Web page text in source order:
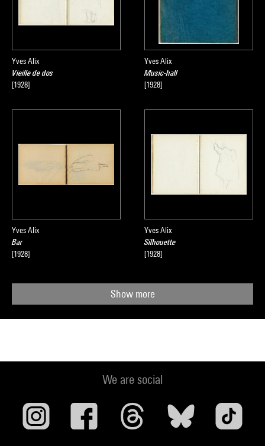
Yves Alix
Vieille de dos
[1928]
Yves Alix
Music-hall
[1928]
Yves Alix
Bar
[1928]
Yves Alix
Silhouette
[1928]
Show more
We are social